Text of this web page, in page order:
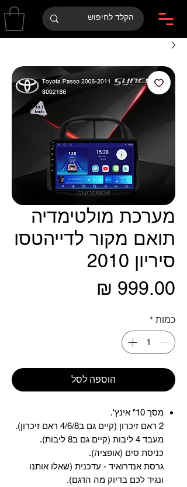
מערכת מולטימדיה
תואם מקור לדייהטסו
סיריון 2010
כמות *
הוספה לסל
מסך 10" אינץ'.
2 ראם זיכרון (קיים גם ב4/6/8 ראם זיכרון).
מעבד 4 ליבות (קיים גם ב8 ליבות).
כניסת סים (אופציה).
גרסת אנדרואיד - עדכנית (שאלו אותנו
ונגיד לכם בדיוק מה הדגם).